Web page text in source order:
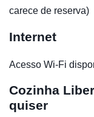
carece de reserva)
Internet
Acesso Wi-Fi
Cozinha
quiser